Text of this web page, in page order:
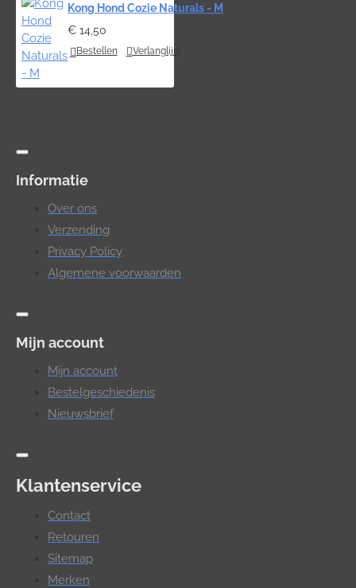
Kong Hond Cozie Naturals - M
€ 14,50
Bestellen Verlanglijst
Informatie
Over ons
Verzending
Privacy Policy
Algemene voorwaarden
Mijn account
Mijn account
Bestelgeschiedenis
Nieuwsbrief
Klantenservice
Contact
Retouren
Sitemap
Merken